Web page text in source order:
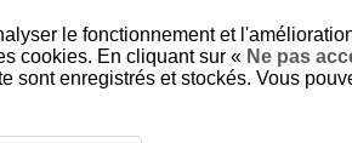
le fonctionnement et
cookies. En cliquant sur « Ne pas
enregistrés et stockés. Vous